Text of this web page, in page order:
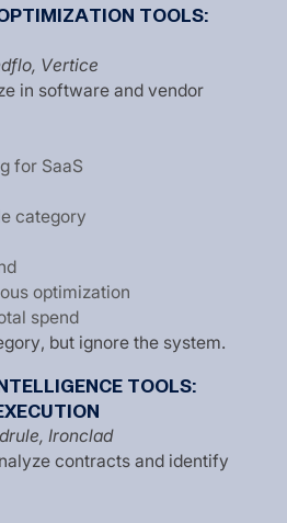
PTIMIZATION TOOLS:
dflo, Vertice
e in software and vendor
g for SaaS
e category
d
ous optimization
tal spend
gory, but ignore the system.
TELLIGENCE TOOLS:
XECUTION
rule, Ironclad
nalyze contracts and identify